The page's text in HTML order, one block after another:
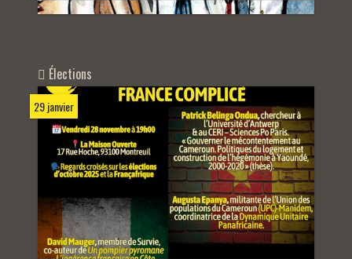
Élections
29 janvier